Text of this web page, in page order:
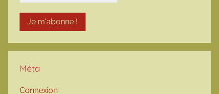
Méta
Connexion